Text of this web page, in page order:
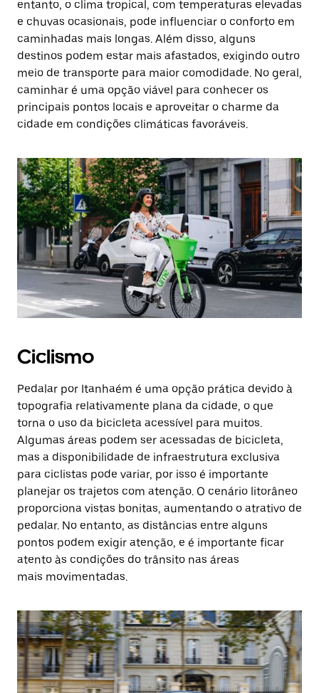
entanto, o clima tropical, com temperaturas elevadas
e chuvas ocasionais, pode influenciar o conforto em
caminhadas mais longas. Além disso, alguns
destinos podem estar mais afastados, exigindo outro
meio de transporte para maior comodidade. No geral,
caminhar é uma opção viável para conhecer os
principais pontos locais e aproveitar o charme da
cidade em condições climáticas favoráveis.
Ciclismo
Pedalar por Itanhaém é uma opção prática devido à
topografia relativamente plana da cidade, o que
torna o uso da bicicleta acessível para muitos.
Algumas áreas podem ser acessadas de bicicleta,
mas a disponibilidade de infraestrutura exclusiva
para ciclistas pode variar, por isso é importante
planejar os trajetos com atenção. O cenário litorâneo
proporciona vistas bonitas, aumentando o atrativo de
pedalar. No entanto, as distâncias entre alguns
pontos podem exigir atenção, e é importante ficar
atento às condições do trânsito nas áreas
mais movimentadas.